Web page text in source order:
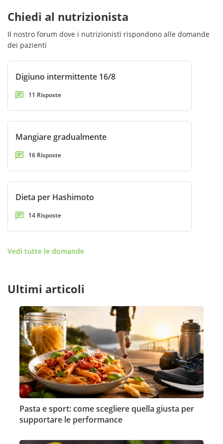
Chiedi al nutrizionista
Il nostro forum dove i nutrizionisti rispondono alle domande
dei pazienti
Digiuno intermittente 16/8
11 Risposte
Mangiare gradualmente
16 Risposte
Dieta per Hashimoto
14 Risposte
Vedi tutte le domande
Ultimi articoli
Pasta e sport: come scegliere quella giusta per
supportare le performance